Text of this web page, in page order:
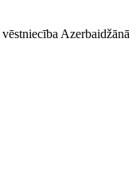
Azerbaidžānā